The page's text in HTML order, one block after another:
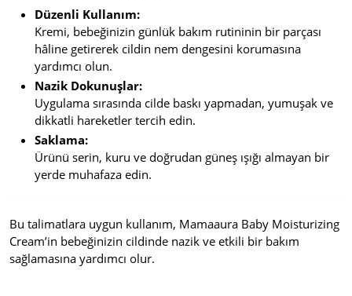
Düzenli Kullanım:
Kremi, bebeğinizin günlük bakım rutininin bir parçası
hâline getirerek cildin nem dengesini korumasına
yardımcı olun.
Nazik Dokunuşlar:
Uygulama sırasında cilde baskı yapmadan, yumuşak ve
dikkatli hareketler tercih edin.
Saklama:
Ürünü serin, kuru ve doğrudan güneş ışığı almayan bir
yerde muhafaza edin.
Bu talimatlara uygun kullanım, Mamaaura Baby Moisturizing
Cream’in bebeğinizin cildinde nazik ve etkili bir bakım
sağlamasına yardımcı olur.